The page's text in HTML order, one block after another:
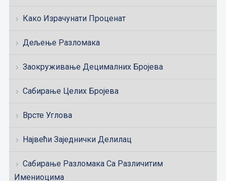
Како Израчунати Проценат
Дељење Разломака
Заокруживање Децималних Бројева
Сабирање Целих Бројева
Врсте Углова
Највећи Заједнички Делилац
Сабирање Разломака Са Различитим
Имениоцима